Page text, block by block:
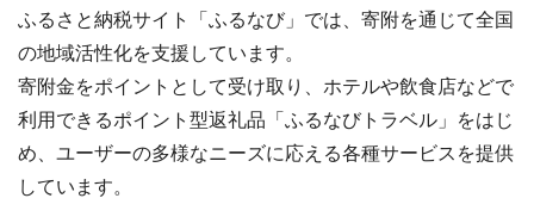
ふるさと納税サイト「ふるなび」では、寄附を通じて全国
の地域活性化を支援しています。
寄附金をポイントとして受け取り、ホテルや飲食店などで
利用できるポイント型返礼品「ふるなびトラベル」をはじ
め、ユーザーの多様なニーズに応える各種サービスを提供
しています。